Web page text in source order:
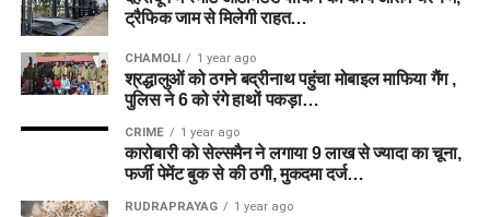
ट्रैफिक जाम से मिलेगी राहत…
CHAMOLI 1 year ago
श्रद्धालुओं को ठगने बद्रीनाथ पहुंचा मोबाइल माफिया गैंग ,
पुलिस ने 6 को रंगे हाथों पकड़ा…
CRIME 1 year ago
कारोबारी को सेल्समैन ने लगाया 9 लाख से ज्यादा का चूना,
फर्जी पेमेंट बुक से की ठगी, मुकदमा दर्ज…
RUDRAPRAYAG 1 year ago